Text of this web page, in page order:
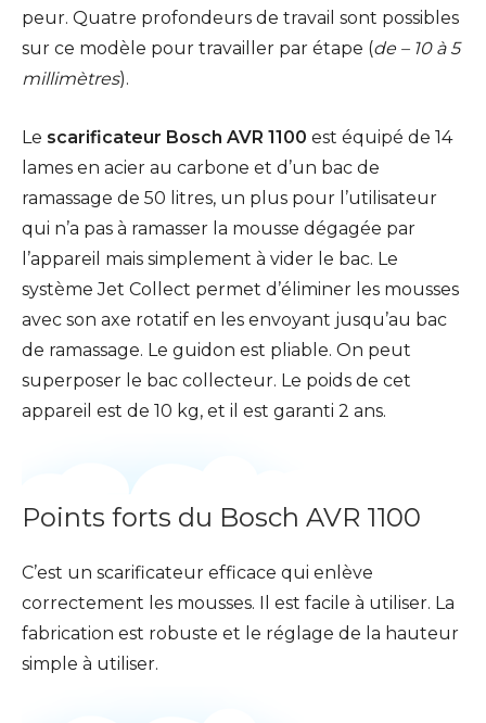
peur. Quatre profondeurs de travail sont possibles
sur ce modèle pour travailler par étape (de – 10 à 5
millimètres).
Le scarificateur Bosch AVR 1100 est équipé de 14
lames en acier au carbone et d’un bac de
ramassage de 50 litres, un plus pour l’utilisateur
qui n’a pas à ramasser la mousse dégagée par
l’appareil mais simplement à vider le bac. Le
système Jet Collect permet d’éliminer les mousses
avec son axe rotatif en les envoyant jusqu’au bac
de ramassage. Le guidon est pliable. On peut
superposer le bac collecteur. Le poids de cet
appareil est de 10 kg, et il est garanti 2 ans.
Points forts du Bosch AVR 1100
C’est un scarificateur efficace qui enlève
correctement les mousses. Il est facile à utiliser. La
fabrication est robuste et le réglage de la hauteur
simple à utiliser.